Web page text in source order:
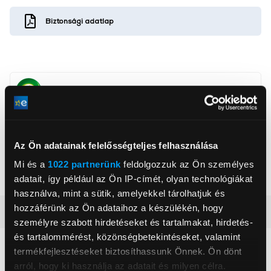
Az Ön adatainak felelősségteljes felhasználása
Mi és a 1022 partnerünk feldolgozzuk az Ön személyes
adatait, így például az Ön IP-címét, olyan technológiákat
használva, mint a sütik, amelyekkel tárolhatjuk és
hozzáférünk az Ön adataihoz a készülékén, hogy
személyre szabott hirdetéseket és tartalmakat, hirdetés-
és tartalommérést, közönségbetekintéseket, valamint
termékfejlesztéseket biztosíthassunk Önnek. Ön dönt
arról, hogy ki használja az adatait és milyen célra.
Illat
Gyümölcsös
Biztonsági adatlap
Részletes ismertető
Neked ajánljuk